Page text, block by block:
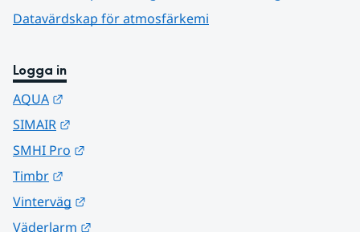
Datavärdskap för atmosfärkemi
Logga in
AQUA
SIMAIR
SMHI Pro
Timbr
Vinterväg
Väderlarm